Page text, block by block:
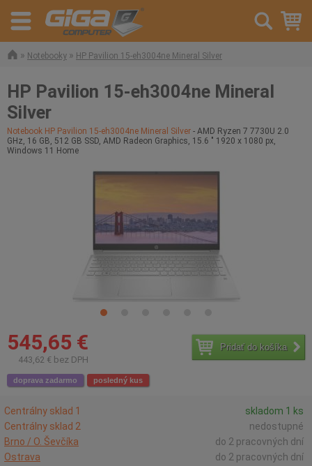
» Notebooky » HP Pavilion 15-eh3004ne Mineral Silver
HP Pavilion 15-eh3004ne Mineral
Silver
Notebook HP Pavilion 15-eh3004ne Mineral Silver - AMD Ryzen 7 7730U 2.0
GHz, 16 GB, 512 GB SSD, AMD Radeon Graphics, 15.6 " 1920 x 1080 px,
Windows 11 Home
545,65 €
443,62 € bez DPH
Pridať do košíka
doprava zadarmo posledný kus
Centrálny sklad 1
skladom 1 ks
Centrálny sklad 2
nedostupné
Brno / O. Ševčíka
do 2 pracovných dní
Ostrava
do 2 pracovných dní